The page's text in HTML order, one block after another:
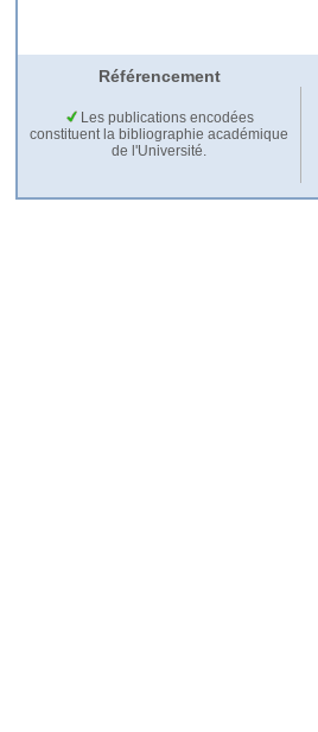
Référencement
Les publications encodées
constituent la bibliographie académique
de l'Université.